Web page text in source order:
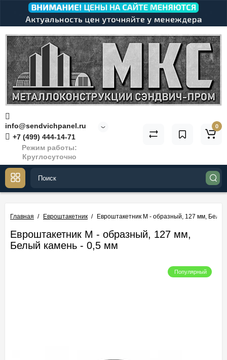
info@sendvichpanel.ru
+7 (499) 444-14-71
Режим работы:
Круглосуточно
0
Главная Евроштакетник Евроштакетник М - образный, 127 мм,
Евроштакетник М - образный, 127 мм,
Белый камень - 0,5 мм
Популярный